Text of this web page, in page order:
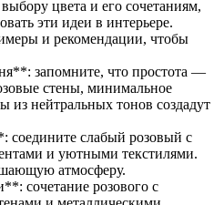
цвета и его сочетаниям,
эти идеи в интерьере.
и рекомендации, чтобы
запомните, что простота —
стены, минимальное
из нейтральных тонов создадут
соедините слабый розовый с
и уютными текстилями.
атмосферу.
сочетание розового с